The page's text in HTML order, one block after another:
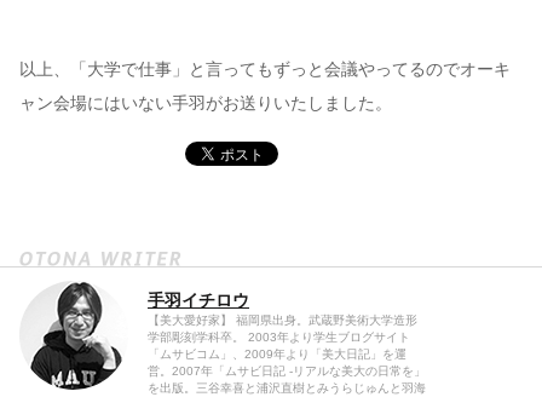
以上、「大学で仕事」と言ってもずっと会議やってるのでオーキ
ャン会場にはいない手羽がお送りいたしました。
手羽イチロウ
【美大愛好家】 福岡県出身。武蔵野美術大学造形
学部彫刻学科卒。 2003年より学生ブログサイト
「ムサビコム」、2009年より「美大日記」を運
営。2007年「ムサビ日記 -リアルな美大の日常を」
を出版。三谷幸喜と浦沢直樹とみうらじゅんと羽海